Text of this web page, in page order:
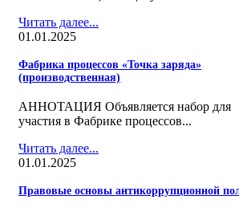
Читать далее...
01.01.2025
Фабрика процессов «Точка заряда»
(производственная)
АННОТАЦИЯ Объявляется набор для
участия в Фабрике процессов...
Читать далее...
01.01.2025
Правовые основы антикоррупционной